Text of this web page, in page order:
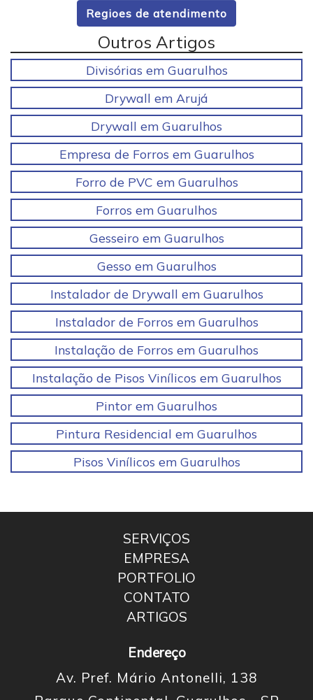
Regioes de atendimento
Outros Artigos
Divisórias em Guarulhos
Drywall em Arujá
Drywall em Guarulhos
Empresa de Forros em Guarulhos
Forro de PVC em Guarulhos
Forros em Guarulhos
Gesseiro em Guarulhos
Gesso em Guarulhos
Instalador de Drywall em Guarulhos
Instalador de Forros em Guarulhos
Instalação de Forros em Guarulhos
Instalação de Pisos Vinílicos em Guarulhos
Pintor em Guarulhos
Pintura Residencial em Guarulhos
Pisos Vinílicos em Guarulhos
SERVIÇOS
EMPRESA
PORTFOLIO
CONTATO
ARTIGOS
Endereço
Av. Pref. Mário Antonelli, 138